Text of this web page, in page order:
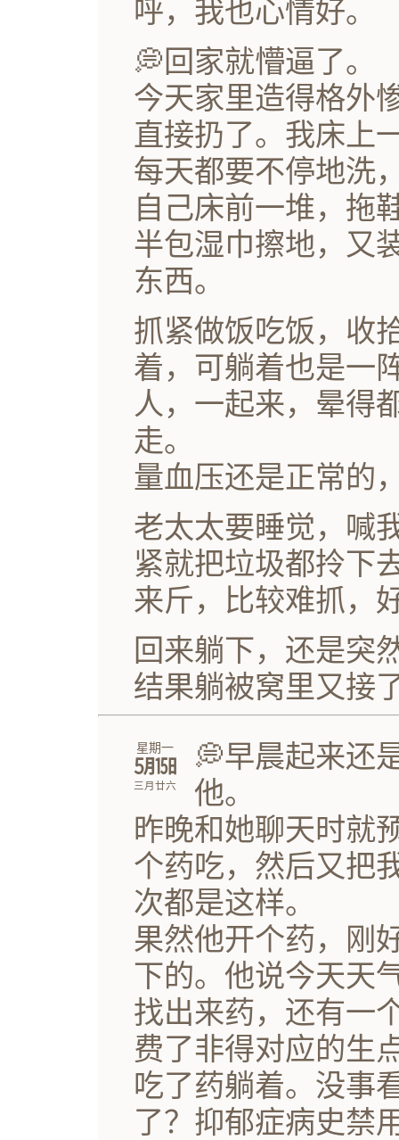
呼，我也心情好。
💭回家就懵逼了。
今天家里造得格外
直接扔了。我床上
每天都要不停地洗
自己床前一堆，拖
半包湿巾擦地，又
东西。
抓紧做饭吃饭，收
着，可躺着也是一
人，一起来，晕得
走。
量血压还是正常的
老太太要睡觉，喊
紧就把垃圾都拎下
来斤，比较难抓，
回来躺下，还是突
结果躺被窝里又接
星期一
㋄㏮
三月廿六
💭早晨起来还
他。
昨晚和她聊天时就
个药吃，然后又
次都是这样。
果然他开个药，刚
下的。他说今天天
找出来药，还有一
费了非得对应的生
吃了药躺着。没事
了？抑郁症病史禁